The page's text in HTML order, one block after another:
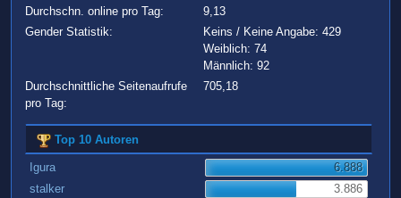
Durchschn. online pro Tag:
9,13
Gender Statistik:
Keins / Keine Angabe: 429
Weiblich: 74
Männlich: 92
Durchschnittliche Seitenaufrufe
pro Tag:
705,18
Top 10 Autoren
Igura
6.888
stalker
3.886